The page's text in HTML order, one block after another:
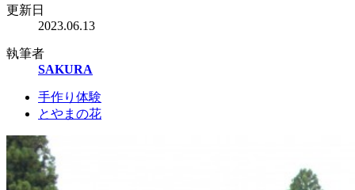
更新日
2023.06.13
執筆者
SAKURA
手作り体験
とやまの花